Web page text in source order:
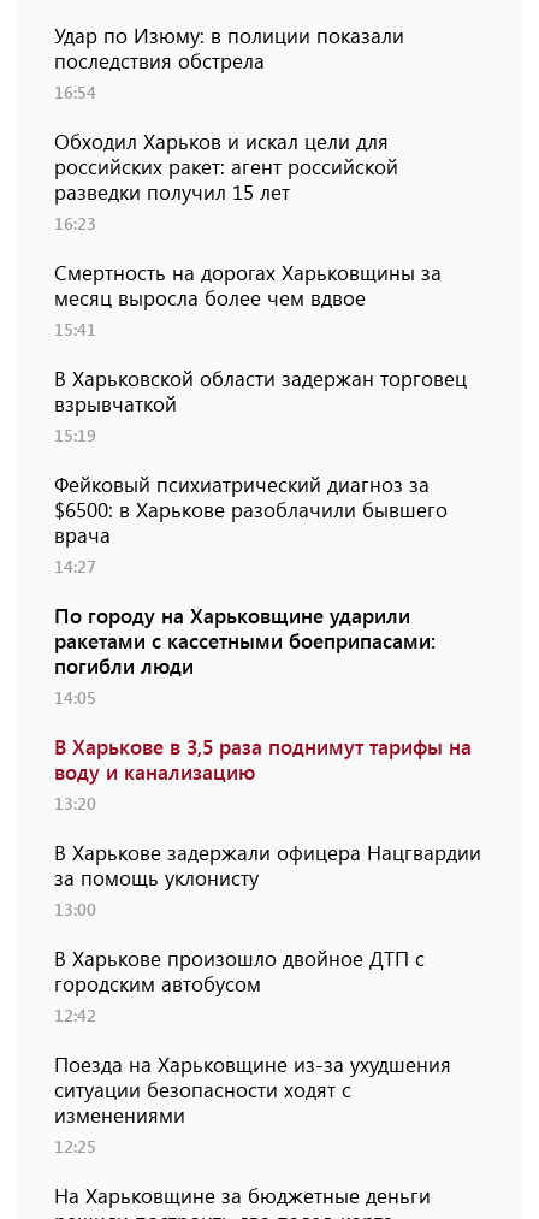
Удар по Изюму: в полиции показали
последствия обстрела
16:54
Обходил Харьков и искал цели для
российских ракет: агент российской
разведки получил 15 лет
16:23
Смертность на дорогах Харьковщины за
месяц выросла более чем вдвое
15:41
В Харьковской области задержан торговец
взрывчаткой
15:19
Фейковый психиатрический диагноз за
$6500: в Харькове разоблачили бывшего
врача
14:27
По городу на Харьковщине ударили
ракетами с кассетными боеприпасами:
погибли люди
14:05
В Харькове в 3,5 раза поднимут тарифы на
воду и канализацию
13:20
В Харькове задержали офицера Нацгвардии
за помощь уклонисту
13:00
В Харькове произошло двойное ДТП с
городским автобусом
12:42
Поезда на Харьковщине из-за ухудшения
ситуации безопасности ходят с
изменениями
12:25
На Харьковщине за бюджетные деньги